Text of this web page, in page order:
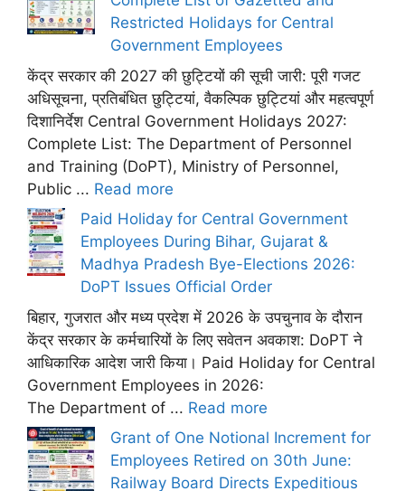
Restricted Holidays for Central
Government Employees
केंद्र सरकार की 2027 की छुट्टियों की सूची जारी: पूरी गजट
अधिसूचना, प्रतिबंधित छुट्टियां, वैकल्पिक छुट्टियां और महत्वपूर्ण
दिशानिर्देश Central Government Holidays 2027:
Complete List: The Department of Personnel
and Training (DoPT), Ministry of Personnel,
Public ... Read more
Paid Holiday for Central Government
Employees During Bihar, Gujarat &
Madhya Pradesh Bye-Elections 2026:
DoPT Issues Official Order
बिहार, गुजरात और मध्य प्रदेश में 2026 के उपचुनाव के दौरान
केंद्र सरकार के कर्मचारियों के लिए सवेतन अवकाश: DoPT ने
आधिकारिक आदेश जारी किया। Paid Holiday for Central
Government Employees in 2026:
The Department of ... Read more
Grant of One Notional Increment for
Employees Retired on 30th June:
Railway Board Directs Expeditious